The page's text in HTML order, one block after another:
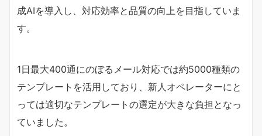
成AIを導入し、対応効率と品質の向上を目指していま
す。
1日最大400通にのぼるメール対応では約5000種類の
テンプレートを活用しており、新人オペレーターにと
っては適切なテンプレートの選定が大きな負担となっ
ていました。